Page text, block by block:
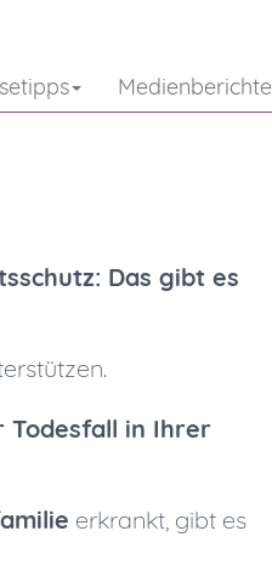
Medienberichte
Das gibt es
Todesfall in Ihrer
erkrankt, gibt es